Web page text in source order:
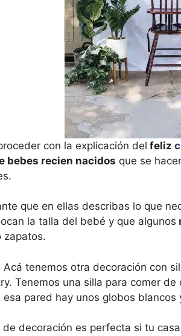
con la explicación del feliz
bebes recien nacidos que se
que en ellas describas lo que
la talla del bebé y que algunos
zapatos.
Acá tenemos otra decoración con
Tenemos una silla para comer
esa pared hay unos globos blancos
de decoración es perfecta si tu